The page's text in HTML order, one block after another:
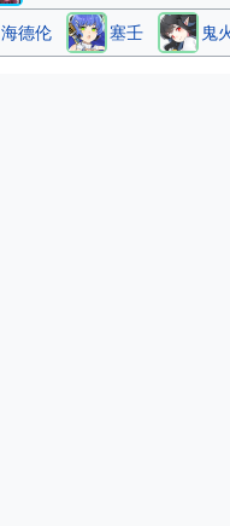
海德伦 塞壬 鬼